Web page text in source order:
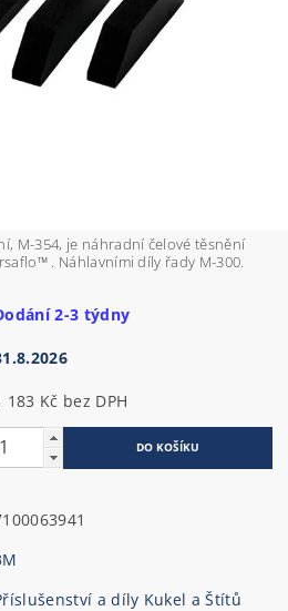
M-354, je náhradní čelové těsnění
. Náhlavními díly řady M-300.
2-3 týdny
1 183 Kč bez DPH
a díly Kukel a Štítů